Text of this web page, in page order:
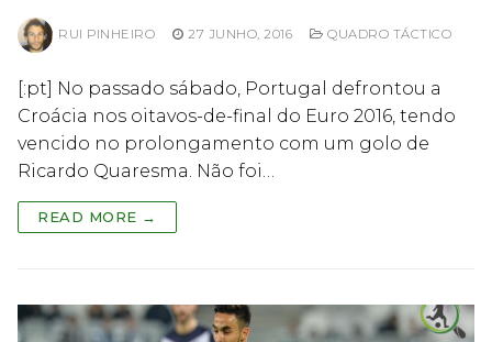
RUI PINHEIRO 27 JUNHO, 2016 QUADRO TÁCTICO
[:pt] No passado sábado, Portugal defrontou a
Croácia nos oitavos-de-final do Euro 2016, tendo
vencido no prolongamento com um golo de
Ricardo Quaresma. Não foi…
READ MORE →